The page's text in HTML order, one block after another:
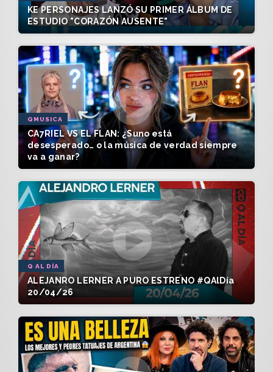
KE PERSONAJES LANZÓ SU PRIMER ÁLBUM DE
ESTUDIO "CORAZÓN AUSENTE"
QMUSICA
CA7RIEL VS EL FLAN: ¿Suno está
desesperado… o la música de verdad siempre
va a ganar?
Q AL DÍA
ALEJANRO LERNER A PURO ESTRENO #QAlDía
20/04/26